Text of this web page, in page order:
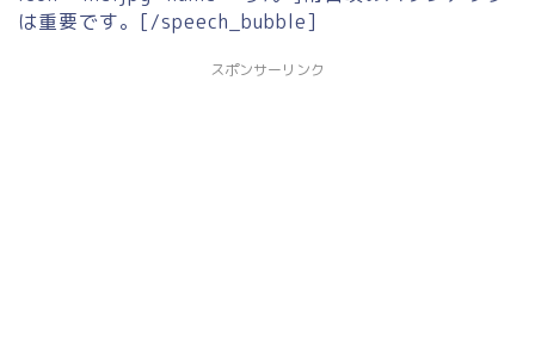
は重要です。[/speech_bubble]
スポンサーリンク